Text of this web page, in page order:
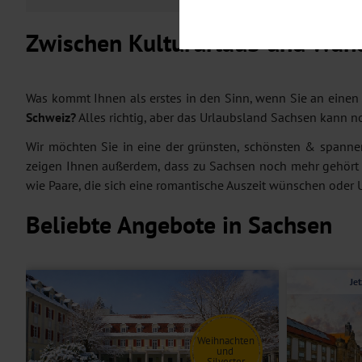
Zwischen Kultururlaub und
Was kommt Ihnen als erstes in den Sinn, wenn Sie an
Schweiz?Alles richtig, aber das Urlaubsland Sachsen kann
Wir möchten Sie in eine der grünsten, schönsten &
zeigen Ihnen außerdem, dass zu Sachsen noch mehr gehört
wie Paare, die sich eine romantische Auszeit wünschen
Beliebte Angebote in Sachsen
Weihnachten
und
Diese Cookies sind für den
möchten, um Ihnen unsere
dieser Cookies können wir
unsere Inhalte optimieren. Wir
Datenschutzhinweisen . Sie
Marketing
Diese Cookies werden